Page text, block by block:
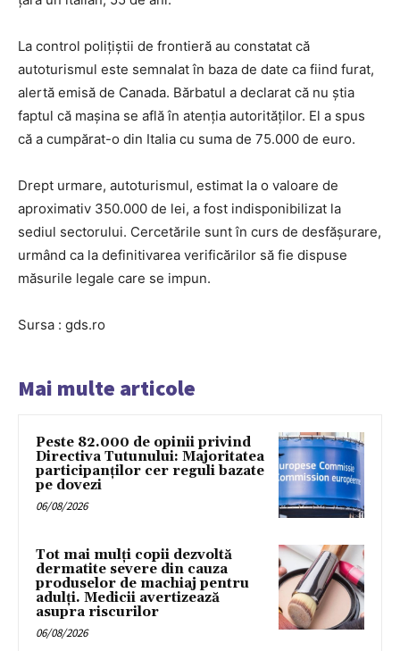
La control polițiștii de frontieră au constatat că
autoturismul este semnalat în baza de date ca fiind furat,
alertă emisă de Canada. Bărbatul a declarat că nu știa
faptul că mașina se află în atenţia autorităților. El a spus
că a cumpărat-o din Italia cu suma de 75.000 de euro.
Drept urmare, autoturismul, estimat la o valoare de
aproximativ 350.000 de lei, a fost indisponibilizat la
sediul sectorului. Cercetările sunt în curs de desfășurare,
urmând ca la definitivarea verificărilor să fie dispuse
măsurile legale care se impun.
Sursa : gds.ro
Mai multe articole
Peste 82.000 de opinii privind
Directiva Tutunului: Majoritatea
participanților cer reguli bazate
pe dovezi
06/08/2026
Tot mai mulți copii dezvoltă
dermatite severe din cauza
produselor de machiaj pentru
adulți. Medicii avertizează
asupra riscurilor
06/08/2026